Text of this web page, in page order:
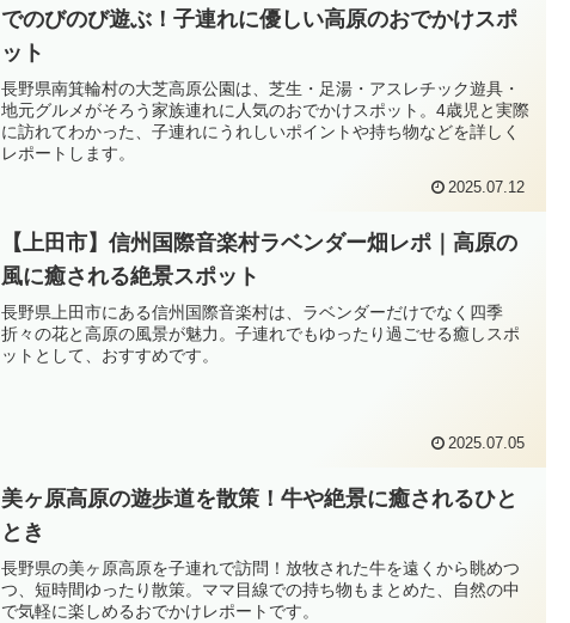
でのびのび遊ぶ！子連れに優しい高原のおでかけスポ
ット
長野県南箕輪村の大芝高原公園は、芝生・足湯・アスレチック遊具・
地元グルメがそろう家族連れに人気のおでかけスポット。4歳児と実際
に訪れてわかった、子連れにうれしいポイントや持ち物などを詳しく
レポートします。
2025.07.12
【上田市】信州国際音楽村ラベンダー畑レポ｜高原の
風に癒される絶景スポット
長野県上田市にある信州国際音楽村は、ラベンダーだけでなく四季
折々の花と高原の風景が魅力。子連れでもゆったり過ごせる癒しスポ
ットとして、おすすめです。
2025.07.05
美ヶ原高原の遊歩道を散策！牛や絶景に癒されるひと
とき
長野県の美ヶ原高原を子連れで訪問！放牧された牛を遠くから眺めつ
つ、短時間ゆったり散策。ママ目線での持ち物もまとめた、自然の中
で気軽に楽しめるおでかけレポートです。